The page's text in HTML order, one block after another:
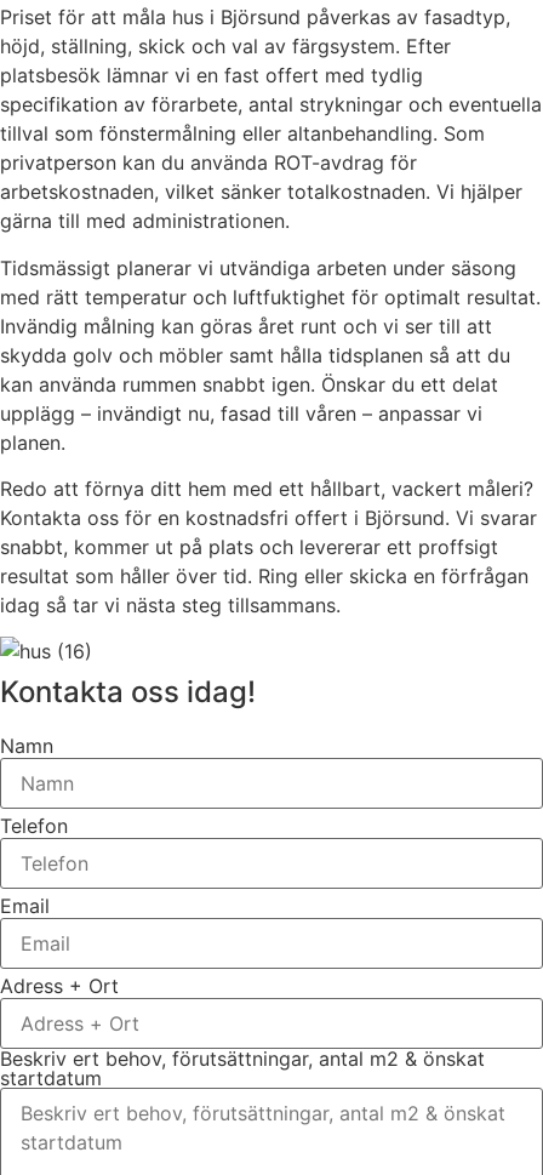
Priset för att måla hus i Björsund påverkas av fasadtyp,
höjd, ställning, skick och val av färgsystem. Efter
platsbesök lämnar vi en fast offert med tydlig
specifikation av förarbete, antal strykningar och eventuella
tillval som fönstermålning eller altanbehandling. Som
privatperson kan du använda ROT-avdrag för
arbetskostnaden, vilket sänker totalkostnaden. Vi hjälper
gärna till med administrationen.
Tidsmässigt planerar vi utvändiga arbeten under säsong
med rätt temperatur och luftfuktighet för optimalt resultat.
Invändig målning kan göras året runt och vi ser till att
skydda golv och möbler samt hålla tidsplanen så att du
kan använda rummen snabbt igen. Önskar du ett delat
upplägg – invändigt nu, fasad till våren – anpassar vi
planen.
Redo att förnya ditt hem med ett hållbart, vackert måleri?
Kontakta oss för en kostnadsfri offert i Björsund. Vi svarar
snabbt, kommer ut på plats och levererar ett proffsigt
resultat som håller över tid. Ring eller skicka en förfrågan
idag så tar vi nästa steg tillsammans.
Kontakta oss idag!
Namn
Telefon
Email
Adress + Ort
Beskriv ert behov, förutsättningar, antal m2 & önskat
startdatum